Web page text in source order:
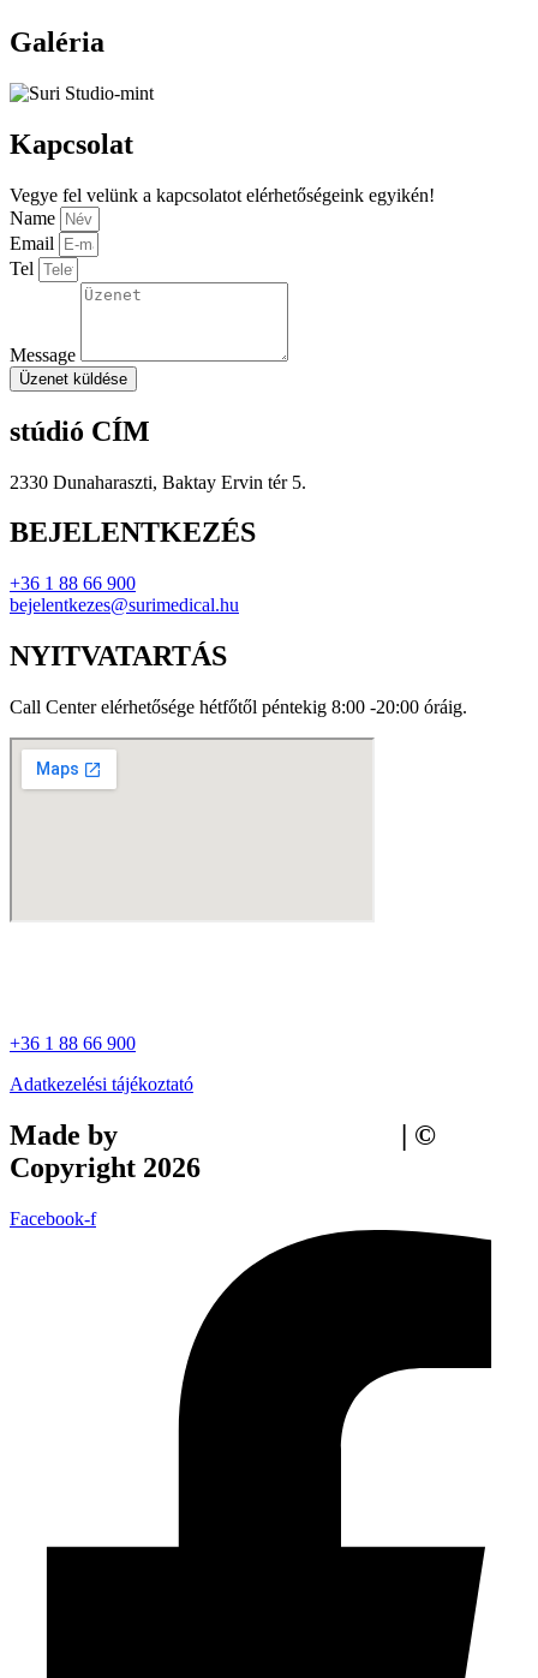
Galéria
Kapcsolat
Vegye fel velünk a kapcsolatot elérhetőségeink egyikén!
Name
Email
Tel
Message
Üzenet küldése
stúdió CÍM
2330 Dunaharaszti, Baktay Ervin tér 5.
BEJELENTKEZÉS
+36 1 88 66 900
bejelentkezes@surimedical.hu
NYITVATARTÁS
Call Center elérhetősége hétfőtől péntekig 8:00 -20:00 óráig.
+36 1 88 66 900
Adatkezelési tájékoztató
Made by
| ©
Copyright 2026
Facebook-f